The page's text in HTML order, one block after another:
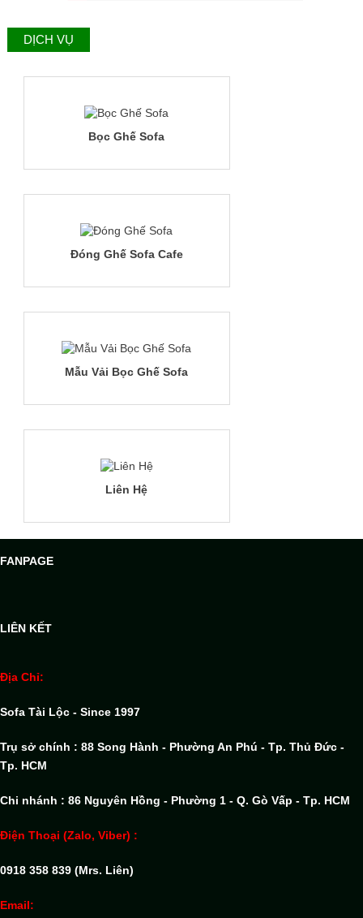
DỊCH VỤ
Bọc Ghế Sofa
Đóng Ghế Sofa Cafe
Mẫu Vải Bọc Ghế Sofa
Liên Hệ
FANPAGE
LIÊN KẾT
Địa Chỉ:
Sofa Tài Lộc - Since 1997
Trụ sở chính : 88 Song Hành - Phường An Phú - Tp. Thủ Đức -
Tp. HCM
Chi nhánh : 86 Nguyên Hồng - Phường 1 - Q. Gò Vấp - Tp. HCM
Điện Thoại (Zalo, Viber) :
0918 358 839 (Mrs. Liên)
Email: